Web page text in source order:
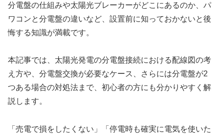
分電盤の仕組みや太陽光ブレーカーがどこにあるのか、パ
ワコンと分電盤の違いなど、設置前に知っておかないと後
悔する知識が満載です。
本記事では、太陽光発電の分電盤接続における配線図の考
え方や、分電盤交換が必要なケース、さらには分電盤が2
つある場合の対処法まで、初心者の方にも分かりやすく解
説します。
「売電で損をしたくない」「停電時も確実に電気を使いた